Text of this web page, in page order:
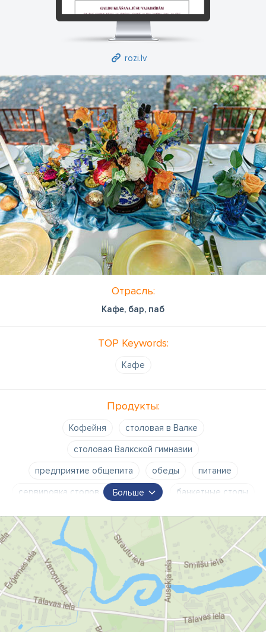
rozi.lv
Отрасль:
Кафе, бар, паб
TOP Keywords:
Кафе
Продукты:
Кофейня
столовая в Валке
столовая Валкской гимназии
предприятие общепита
обеды
питание
сервировка столов для банкетов
банкетные столы
Больше